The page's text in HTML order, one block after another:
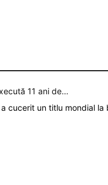
11 ani de…
cucerit un titlu mondial